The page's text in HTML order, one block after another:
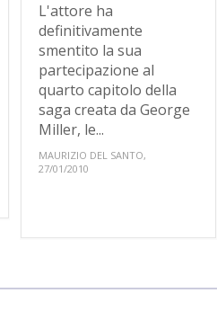
L'attore ha
definitivamente
smentito la sua
partecipazione al
quarto capitolo della
saga creata da George
Miller, le...
MAURIZIO DEL SANTO,
27/01/2010